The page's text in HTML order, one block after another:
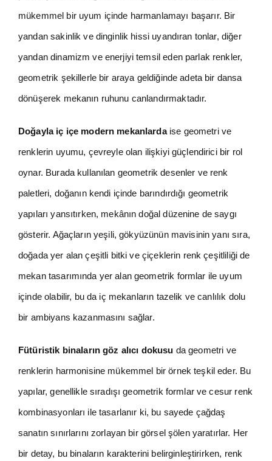
mükemmel bir uyum içinde harmanlamayı başarır. Bir
yandan sakinlik ve dinginlik hissi uyandıran tonlar, diğer
yandan dinamizm ve enerjiyi temsil eden parlak renkler,
geometrik şekillerle bir araya geldiğinde adeta bir dansa
dönüşerek mekanın ruhunu canlandırmaktadır.
Doğayla iç içe modern mekanlardaise geometri ve
renklerin uyumu, çevreyle olan ilişkiyi güçlendirici bir rol
oynar. Burada kullanılan geometrik desenler ve renk
paletleri, doğanın kendi içinde barındırdığı geometrik
yapıları yansıtırken, mekânın doğal düzenine de saygı
gösterir. Ağaçların yeşili, gökyüzünün mavisinin yanı sıra,
doğada yer alan çeşitli bitki ve çiçeklerin renk çeşitliliği de
mekan tasarımında yer alan geometrik formlar ile uyum
içinde olabilir, bu da iç mekanların tazelik ve canlılık dolu
bir ambiyans kazanmasını sağlar.
Fütüristik binaların göz alıcı dokusu da geometri ve
renklerin harmonisine mükemmel bir örnek teşkil eder. Bu
yapılar, genellikle sıradışı geometrik formlar ve cesur renk
kombinasyonları ile tasarlanır ki, bu sayede çağdaş
sanatın sınırlarını zorlayan bir görsel şölen yaratırlar. Her
bir detay, bu binaların karakterini belirginleştirirken, renk